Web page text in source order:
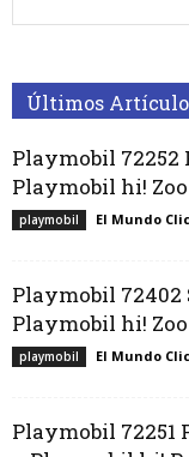
Últimos
Playmobil 72252
Playmobil hi!
playmobil El Mundo
Playmobil 72402
Playmobil hi! Zoo
playmobil El Mundo
Playmobil 72251